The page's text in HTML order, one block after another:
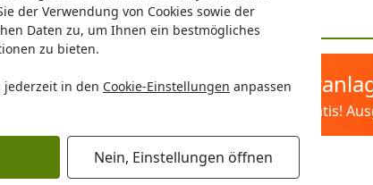
der Verwendung von Cookies sowie der
Daten zu, um Ihnen ein bestmögliches
zu bieten.
in den Cookie-Einstellungen anpassen
Nein, Einstellungen öffnen
Pools inkl. gratis
Traumpool im Sorglos-Paket: Filter&Pflege gratis!
Deckel MT 57 E-5750 ocean blue (69245)